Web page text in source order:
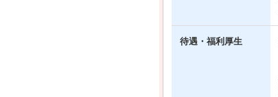
待遇・福利厚生